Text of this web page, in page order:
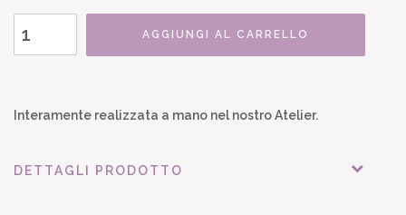
AGGIUNGI AL CARRELLO
Interamente realizzata a mano nel nostro Atelier.
DETTAGLI PRODOTTO